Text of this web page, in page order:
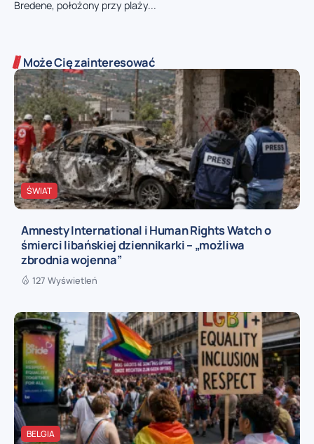
Bredene, położony przy plaży...
Może Cię zainteresować
ŚWIAT
Amnesty International i Human Rights Watch o
śmierci libańskiej dziennikarki – „możliwa
zbrodnia wojenna”
127 Wyświetleń
BELGIA